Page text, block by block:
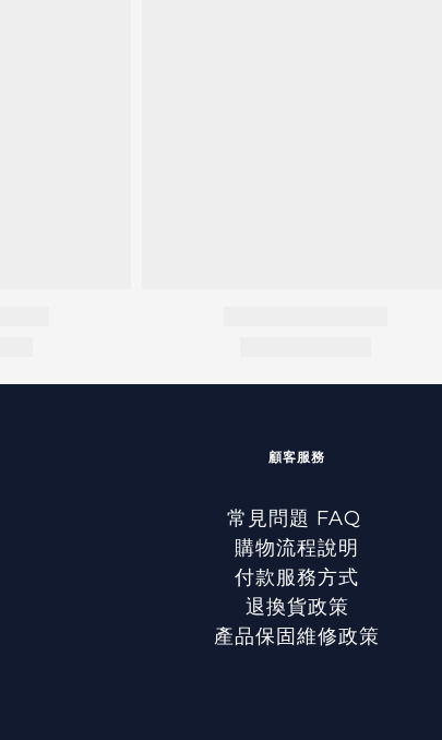
顧客服務
常見問題 FAQ
購物流程說明
付款服務方式
退換貨政策
產品保固維修政策